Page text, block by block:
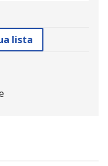
lista